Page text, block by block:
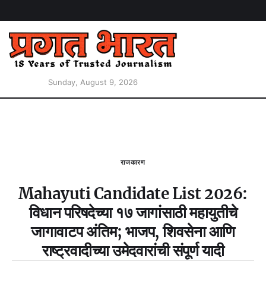
Sunday, August 9, 2026
राजकारण
Mahayuti Candidate List 2026:
विधान परिषदेच्या १७ जागांसाठी महायुतीचे
जागावाटप अंतिम; भाजप, शिवसेना आणि
राष्ट्रवादीच्या उमेदवारांची संपूर्ण यादी